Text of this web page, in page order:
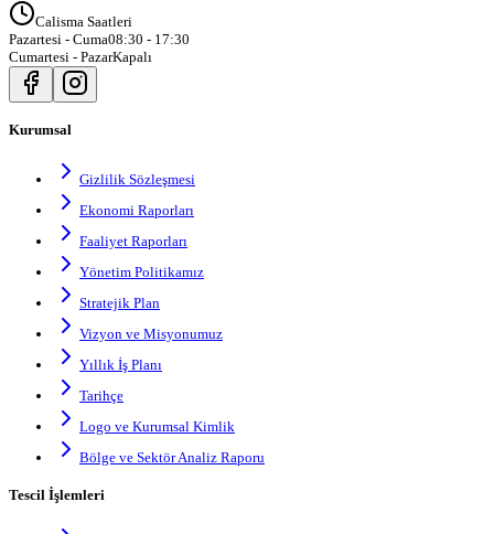
Calisma Saatleri
Pazartesi - Cuma08:30 - 17:30
Cumartesi - PazarKapalı
Kurumsal
Gizlilik Sözleşmesi
Ekonomi Raporları
Faaliyet Raporları
Yönetim Politikamız
Stratejik Plan
Vizyon ve Misyonumuz
Yıllık İş Planı
Tarihçe
Logo ve Kurumsal Kimlik
Bölge ve Sektör Analiz Raporu
Tescil İşlemleri